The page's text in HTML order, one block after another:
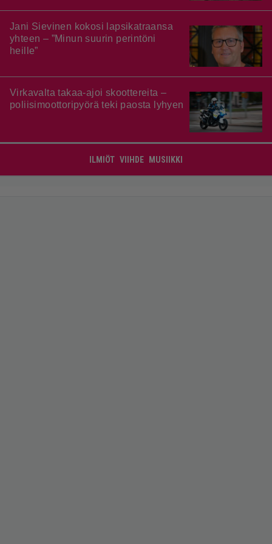
Jani Sievinen kokosi lapsikatraansa
yhteen – ”Minun suurin perintöni
heille”
Virkavalta takaa-ajoi skoottereita –
poliisimoottoripyörä teki paosta lyhyen
ILMIÖT VIIHDE MUSIIKKI